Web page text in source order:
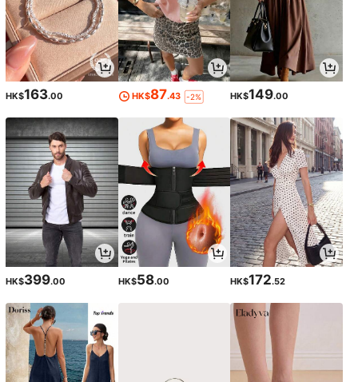
HK$163.00 HK$87.43 -2% HK$149.00
HK$399.00 HK$58.00 HK$172.52